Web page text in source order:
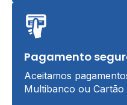
Pagamento
Aceitamos
Multibanco ou Cartão